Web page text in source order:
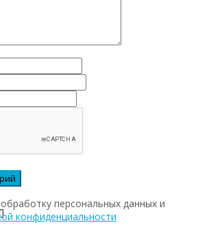
персональных данных и
конфиденциальности